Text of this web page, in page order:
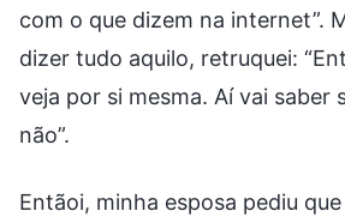
com o que dizem na internet”.
dizer tudo aquilo, retruquei:
veja por si mesma. Aí vai saber
não”.
Entãoi, minha esposa pediu